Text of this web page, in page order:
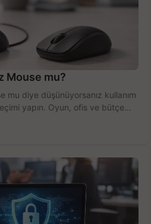
Mouse mu?
mu diye düşünüyorsanız kullanım
yapın. Oyun, ofis ve bütçe